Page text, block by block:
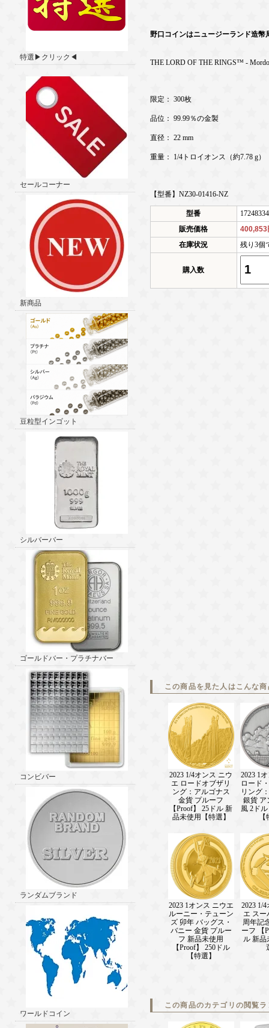
特選▶クリック◀
セールコーナー
新商品
豆粒型インゴット
シルバーバー
ゴールドバー・プラチナバー
コンビバー
ランダムブランド
ワールドコイン
野口コインはニュージーランド造幣
THE LORD OF THE RINGS™ -
限定： 300枚
品位： 99.99％の金製
直径： 22 mm
重量： 1/4トロイオンス（約7.78 g）
【型番】NZ30-01416-NZ
型番
販売価格
400,853
在庫状況
残り3個
購入数
この商品を見た人はこんな
2023 1/4オンス ニウ
エ ロードオブザリ
ング：アルゴナス
金貨 プルーフ
【Proof】 25ドル 新
品未使用【特選】
2023 1
ロード
リング
銀貨 ア
風 2ド
2023 1オンス ニウエ
ルーニー・テューン
ズ 卯年 バッグス・
バニー 金貨 プルー
フ 新品未使用
【Proof】 250ドル
【特選】
2023 1/
エ スー
周年記
ーフ 【
ル 新品
この商品のカテゴリの閲覧